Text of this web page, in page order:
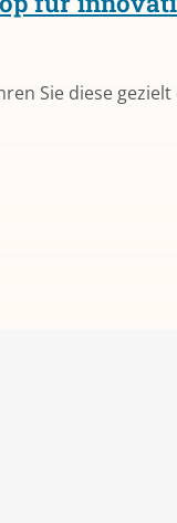
Sie diese